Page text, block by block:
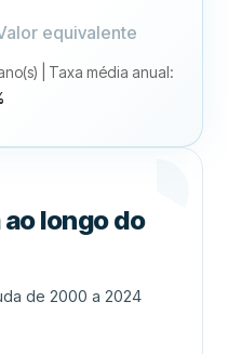
equivalente
Taxa média anual:
longo do
de 2000 a 2024